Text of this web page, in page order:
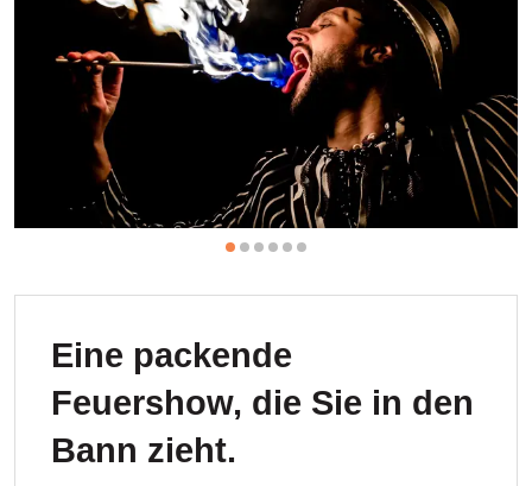
Eine packende
Feuershow, die Sie in den
Bann zieht.